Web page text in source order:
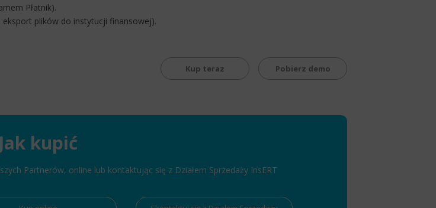
Płatnik).
eksport plików do instytucji finansowej).
Kup teraz Pobierz demo
Jak kupić
Partnerów, online lub kontaktując się z Działem Sprzedaży InsERT